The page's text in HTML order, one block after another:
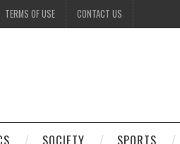
TERMS OF USE CONTACT US
SOCIETY SPORTS